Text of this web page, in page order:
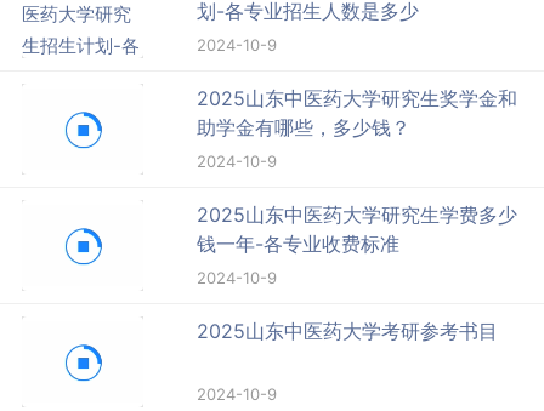
划-各专业招生人数是多少
2024-10-9
2025山东中医药大学研究生奖学金和
助学金有哪些，多少钱？
2024-10-9
2025山东中医药大学研究生学费多少
钱一年-各专业收费标准
2024-10-9
2025山东中医药大学考研参考书目
2024-10-9